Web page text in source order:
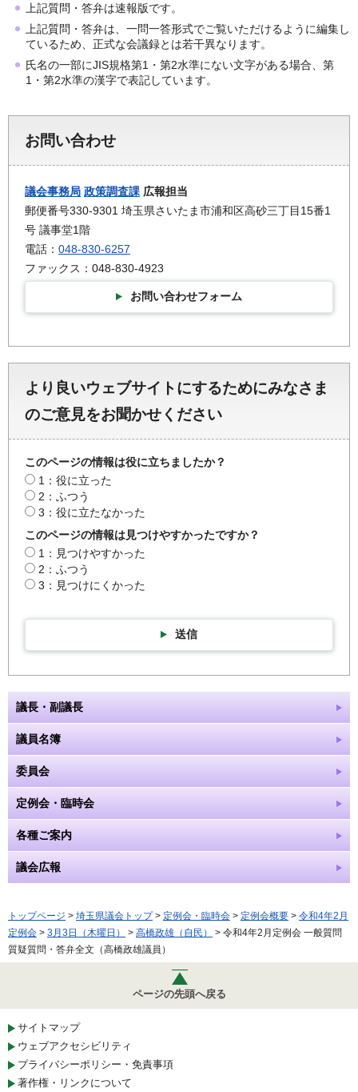
上記質問・答弁は速報版です。
上記質問・答弁は、一問一答形式でご覧いただけるように編集し
ているため、正式な会議録とは若干異なります。
氏名の一部にJIS規格第1・第2水準にない文字がある場合、第
1・第2水準の漢字で表記しています。
お問い合わせ
議会事務局 政策調査課 広報担当
郵便番号330-9301 埼玉県さいたま市浦和区高砂三丁目15番1
号 議事堂1階
電話： 048-830-6257
ファックス：048-830-4923
お問い合わせフォーム
より良いウェブサイトにするためにみなさま
のご意見をお聞かせください
このページの情報は役に立ちましたか？
1：役に立った
2：ふつう
3：役に立たなかった
このページの情報は見つけやすかったですか？
1：見つけやすかった
2：ふつう
3：見つけにくかった
送信
議長・副議長
議員名簿
委員会
定例会・臨時会
各種ご案内
議会広報
トップページ > 埼玉県議会トップ> 定例会・臨時会 > 定例会概要 > 令和4年2月
定例会 > 3月3日（木曜日） > 高橋政雄（自民）
> 令和4年2月定例会 一般質問
質疑質問・答弁全文（高橋政雄議員）
ページの先頭へ戻る
サイトマップ
ウェブアクセシビリティ
プライバシーポリシー・免責事項
著作権・リンクについて